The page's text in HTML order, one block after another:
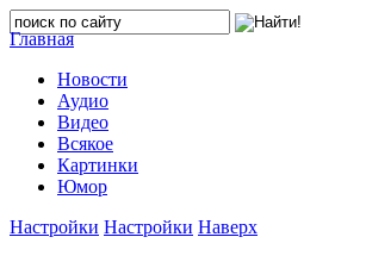
Главная
Новости
Аудио
Видео
Всякое
Картинки
Юмор
Настройки Настройки Наверх